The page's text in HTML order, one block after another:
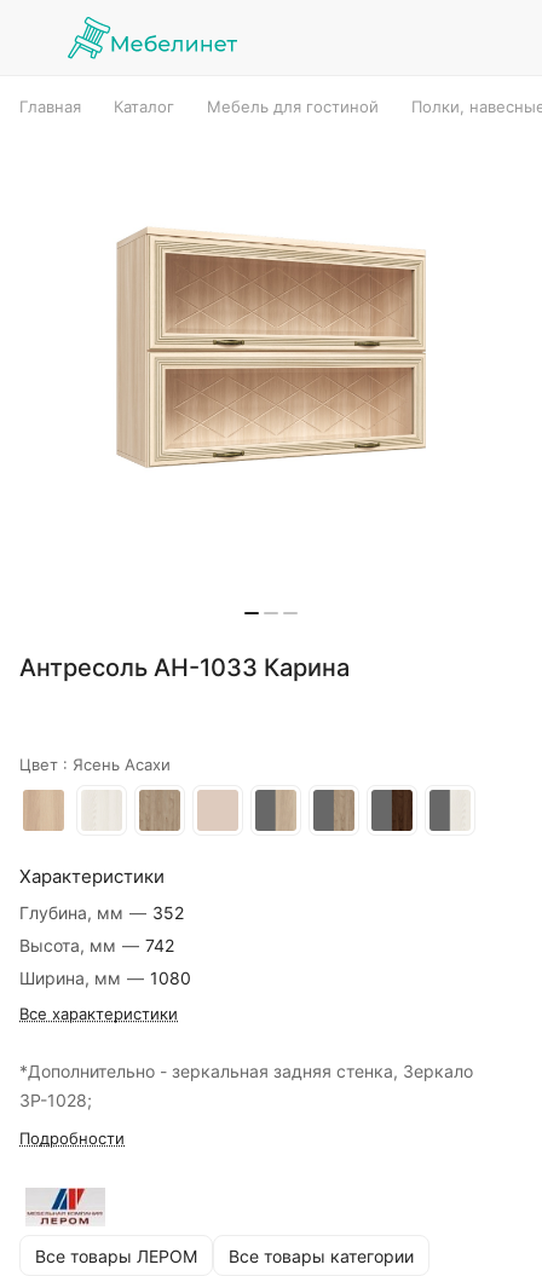
Главная Каталог Мебель для гостиной Полки,
Антресоль АН-1033 Карина
Цвет : Ясень Асахи
Характеристики
Глубина, мм — 352
Высота, мм — 742
Ширина, мм — 1080
Все характеристики
*Дополнительно - зеркальная задняя стенка, Зеркало
ЗР-1028;
Подробности
Все товары ЛЕРОМ Все товары категории